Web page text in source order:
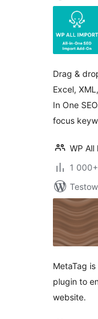
Drag &
Excel,
In One
focus
WP All
1
MetaTag
plugin to
website.